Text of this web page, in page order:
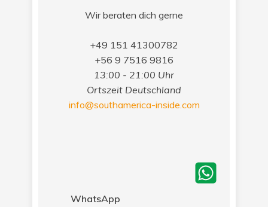
Wir beraten dich gerne
+49 151 41300782
+56 9 7516 9816
13:00 - 21:00 Uhr
Ortszeit Deutschland
info@southamerica-inside.com
WhatsApp